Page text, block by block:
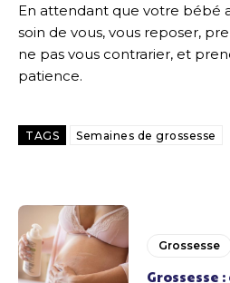
En attendant que votre bébé
soin de vous, vous reposer,
ne pas vous contrarier, et
patience.
TAGS Semaines de grossesse
Grossesse
Grossesse